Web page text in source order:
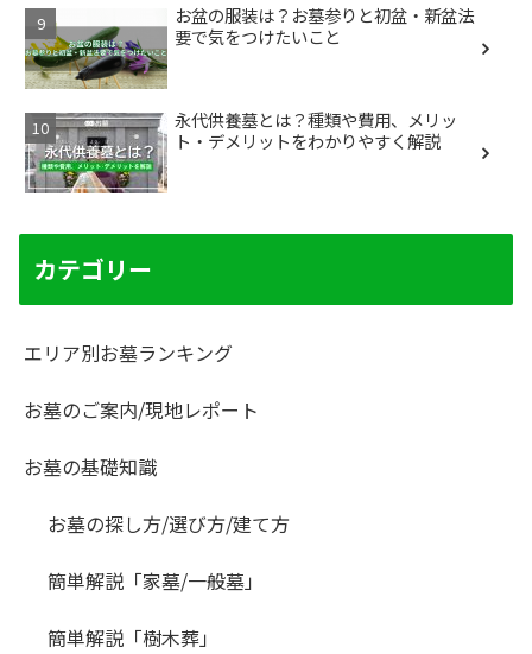
お盆の服装は？お墓参りと初盆・新盆法
要で気をつけたいこと
永代供養墓とは？種類や費用、メリッ
ト・デメリットをわかりやすく解説
カテゴリー
エリア別お墓ランキング
お墓のご案内/現地レポート
お墓の基礎知識
お墓の探し方/選び方/建て方
簡単解説「家墓/一般墓」
簡単解説「樹木葬」